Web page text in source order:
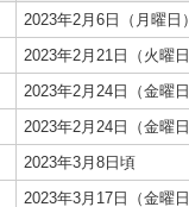
2023年2月6日（月曜日
2023年2月21日（火曜
2023年2月24日（金曜
2023年2月24日（金曜
2023年3月8日頃
2023年3月17日（金曜